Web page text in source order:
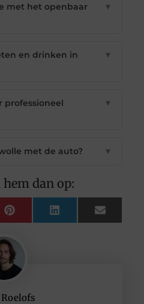
met het openbaar
▼
en drinken in
▼
professioneel
▼
met de auto? ▼
dan op:
Pinterest LinkedIn Email